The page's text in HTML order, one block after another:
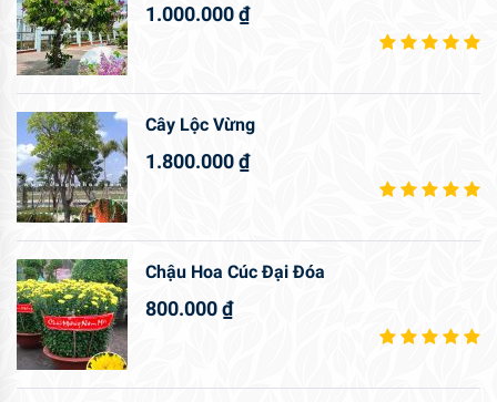
1.000.000₫
Cây Lộc Vừng
1.800.000₫
Chậu Hoa Cúc Đại Đóa
800.000₫